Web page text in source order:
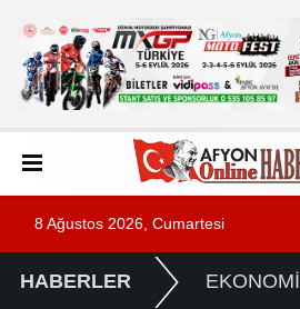
8 Ağustos 2026, Cumartesi
HABERLER EKONOMİ